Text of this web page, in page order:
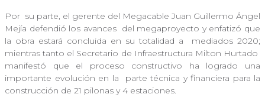
Por su parte, el gerente del Megacable Juan Guillermo Ángel
Mejía defendió los avances del megaproyecto y enfatizó que
la obra estará concluida en su totalidad a
mediados 2020;
mientras tanto el Secretario de Infraestructura Milton Hurtado
manifestó que el proceso constructivo ha logrado una
importante evolución en la
parte técnica y financiera para la
construcción de 21 pilonas y 4 estaciones.